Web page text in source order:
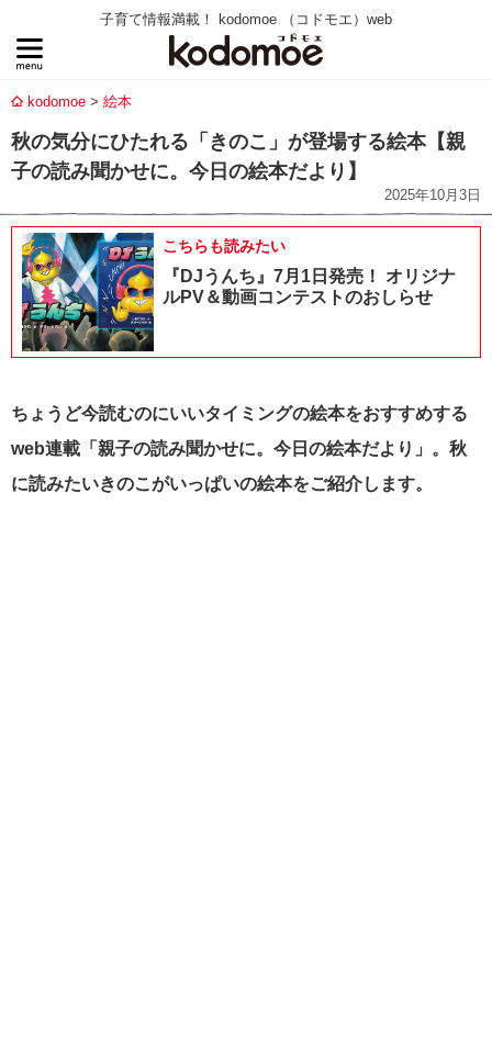
子育て情報満載！ kodomoe （コドモエ）web
kodomoe 絵本
秋の気分にひたれる「きのこ」が登場する絵本【親
子の読み聞かせに。今日の絵本だより】
2025年10月3日
こちらも読みたい
『DJうんち』7月1日発売！ オリジナ
ルPV＆動画コンテストのおしらせ
ちょうど今読むのにいいタイミングの絵本をおすすめする
web連載「親子の読み聞かせに。今日の絵本だより」。秋
に読みたいきのこがいっぱいの絵本をご紹介します。